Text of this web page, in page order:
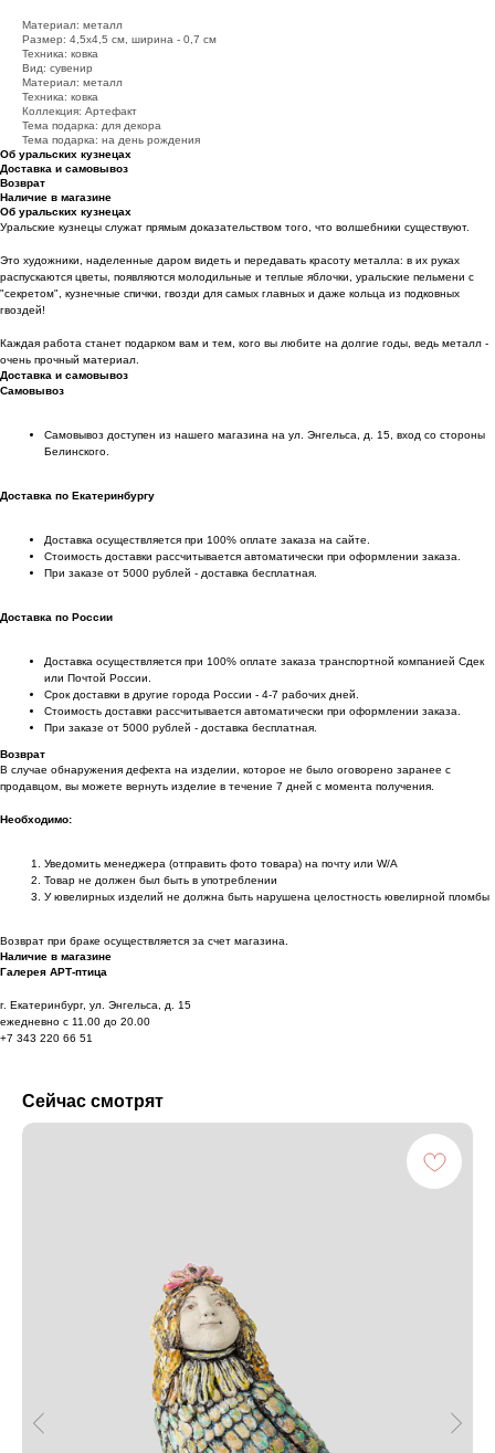
Материал: металл
Размер: 4,5х4,5 см, ширина - 0,7 см
Техника: ковка
Вид: сувенир
Материал: металл
Техника: ковка
Коллекция: Артефакт
Тема подарка: для декора
Тема подарка: на день рождения
Об уральских кузнецах
Доставка и самовывоз
Возврат
Наличие в магазине
Об уральских кузнецах
Уральские кузнецы служат прямым доказательством того, что волшебники существуют.
Это художники, наделенные даром видеть и передавать красоту металла: в их руках
распускаются цветы, появляются молодильные и теплые яблочки, уральские пельмени с
"секретом", кузнечные спички, гвозди для самых главных и даже кольца из подковных
гвоздей!
Каждая работа станет подарком вам и тем, кого вы любите на долгие годы, ведь металл -
очень прочный материал.
Доставка и самовывоз
Самовывоз
Самовывоз доступен из нашего магазина на ул. Энгельса, д. 15, вход со стороны
Белинского.
Доставка по Екатеринбургу
Доставка осуществляется при 100% оплате заказа на сайте.
Стоимость доставки рассчитывается автоматически при оформлении заказа.
При заказе от 5000 рублей - доставка бесплатная.
Доставка по России
Доставка осуществляется при 100% оплате заказа транспортной компанией Сдек
или Почтой России.
Срок доставки в другие города России - 4-7 рабочих дней.
Стоимость доставки рассчитывается автоматически при оформлении заказа.
При заказе от 5000 рублей - доставка бесплатная.
Возврат
В случае обнаружения дефекта на изделии, которое не было оговорено заранее с
продавцом, вы можете вернуть изделие в течение 7 дней с момента получения.
Необходимо:
Уведомить менеджера (отправить фото товара) на почту или W/А
Товар не должен был быть в употреблении
У ювелирных изделий не должна быть нарушена целостность ювелирной пломбы
Возврат при браке осуществляется за счет магазина.
Наличие в магазине
Галерея АРТ-птица
г. Екатеринбург, ул. Энгельса, д. 15
ежедневно с 11.00 до 20.00
+7 343 220 66 51
Сейчас смотрят